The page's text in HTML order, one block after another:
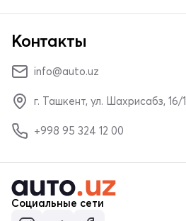
Контакты
info@auto.uz
г. Ташкент, ул. Шахрисабз, 16/1
+998 95 324 12 00
Социальные сети